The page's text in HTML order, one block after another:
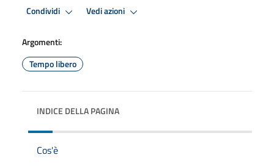
Condividi Vedi azioni
Argomenti:
Tempo libero
INDICE DELLA PAGINA
Cos'è